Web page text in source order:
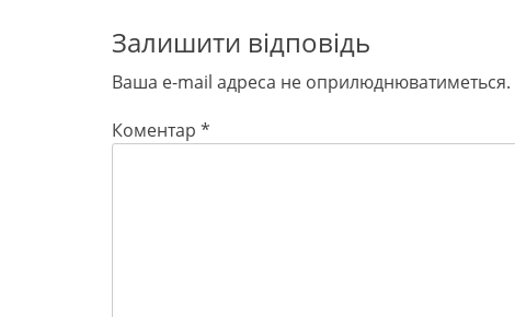
Залишити відповідь
Ваша e-mail адреса не оприлюднюватиметься.
Коментар *